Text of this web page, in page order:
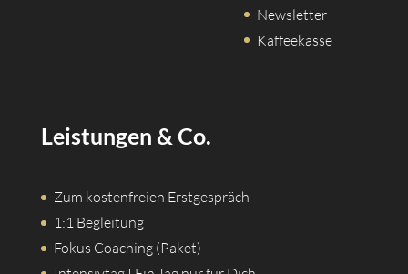
Newsletter
Kaffeekasse
Leistungen & Co.
Zum kostenfreien Erstgespräch
1:1 Begleitung
Fokus Coaching (Paket)